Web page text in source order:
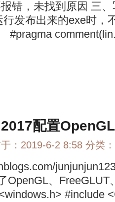
错，未找到原因 三
行发布出来的exe时，
#pragma
配置OpenGL
：2019-6-2 8:58 分类：
OpenGL、
#include